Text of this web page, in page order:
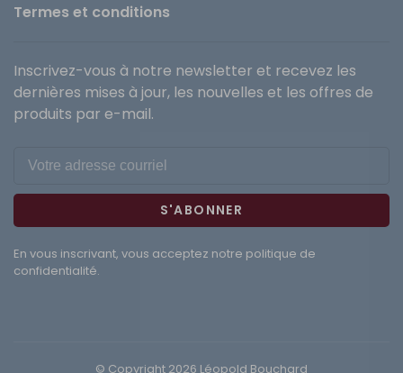
Termes et conditions
Inscrivez-vous à notre newsletter et recevez les
dernières mises à jour, les nouvelles et les offres de
produits par e-mail.
S'ABONNER
En vous inscrivant, vous acceptez notre politique de
confidentialité.
© Copyright 2026 Léopold Bouchard